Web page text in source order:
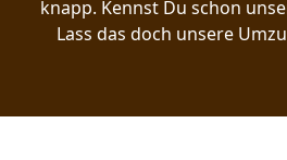
knapp. Kennst Du schon
Lass das doch unsere